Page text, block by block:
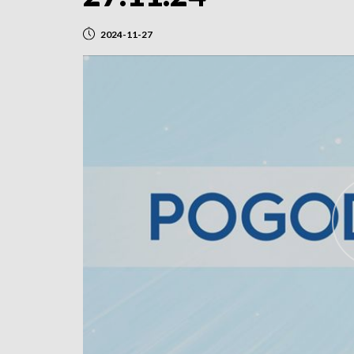
2024-11-27